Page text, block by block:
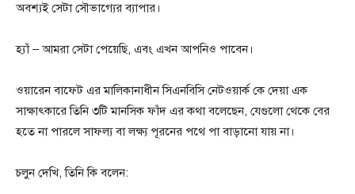
অবশ্যই সেটা সৌভাগ্যের ব্যাপার।
হ্যাঁ – আমরা সেটা পেয়েছি, এবং এখন আপনিও পাবেন।
ওয়ারেন বাফেট এর মালিকানাধীন সিএনবিসি নেটওয়ার্ক কে দেয়া এক
সাক্ষাৎকারে তিনি ৩টি মানসিক ফাঁদ এর কথা বলেছেন, যেগুলো থেকে বের
হতে না পারলে সাফল্য বা লক্ষ্য পূরনের পথে পা বাড়ানো যায় না।
চলুন দেখি, তিনি কি বলেন: